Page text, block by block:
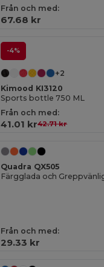
Från och med:
67.68 kr
-4%
+2
Kimood KI3120
Sports bottle 750 ML
Från och med:
41.01 kr42.71 kr
Quadra QX505
Från och med:
29.33 kr